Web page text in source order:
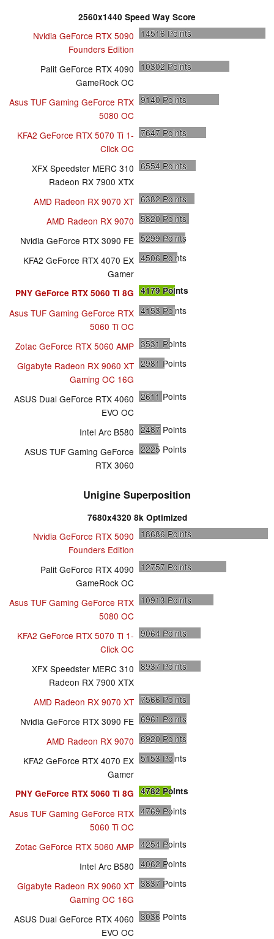
2560x1440 Speed Way Score
Nvidia GeForce RTX 5090
Founders Edition
14516 Points
Palit GeForce RTX 4090
GameRock OC
10302 Points
Asus TUF Gaming GeForce RTX
5080 OC
9140 Points
KFA2 GeForce RTX 5070 Ti 1-
Click OC
7647 Points
XFX Speedster MERC 310
Radeon RX 7900 XTX
6554 Points
AMD Radeon RX 9070 XT 6382 Points
AMD Radeon RX 9070 5820 Points
Nvidia GeForce RTX 3090 FE 5299 Points
KFA2 GeForce RTX 4070 EX
Gamer
4506 Points
PNY GeForce RTX 5060 Ti 8G 4179 Points
Asus TUF Gaming GeForce RTX
5060 Ti OC
4153 Points
Zotac GeForce RTX 5060 AMP 3531 Points
Gigabyte Radeon RX 9060 XT
Gaming OC 16G
2981 Points
ASUS Dual GeForce RTX 4060
EVO OC
2611 Points
Intel Arc B580 2487 Points
ASUS TUF Gaming GeForce
RTX 3060
2225 Points
Unigine Superposition
7680x4320 8k Optimized
Nvidia GeForce RTX 5090
Founders Edition
18686 Points
Palit GeForce RTX 4090
GameRock OC
12757 Points
Asus TUF Gaming GeForce RTX
5080 OC
10913 Points
KFA2 GeForce RTX 5070 Ti 1-
Click OC
9064 Points
XFX Speedster MERC 310
Radeon RX 7900 XTX
8937 Points
AMD Radeon RX 9070 XT 7566 Points
Nvidia GeForce RTX 3090 FE 6961 Points
AMD Radeon RX 9070 6920 Points
KFA2 GeForce RTX 4070 EX
Gamer
5153 Points
PNY GeForce RTX 5060 Ti 8G 4782 Points
Asus TUF Gaming GeForce RTX
5060 Ti OC
4769 Points
Zotac GeForce RTX 5060 AMP 4254 Points
Intel Arc B580 4062 Points
Gigabyte Radeon RX 9060 XT
Gaming OC 16G
3837 Points
ASUS Dual GeForce RTX 4060
EVO OC
3036 Points